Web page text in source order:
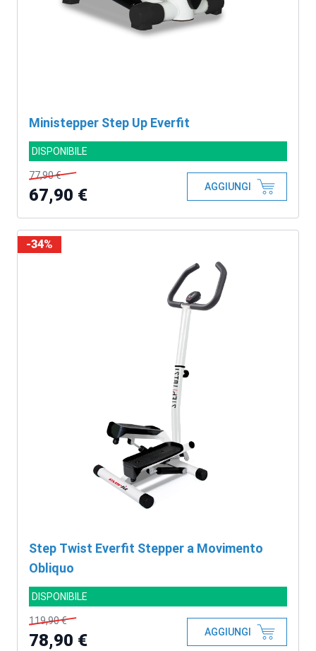
Ministepper Step Up Everfit
DISPONIBILE
77,90 €
67,90 € AGGIUNGI
Step Twist Everfit Stepper a Movimento
Obliquo
DISPONIBILE
-34%
119,90 €
78,90 € AGGIUNGI